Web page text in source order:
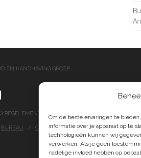
Om de beste ervaringen te
informatie over je apparaat op te
technologieën kunnen wij
verwerken. Als je geen
nadelige invloed hebben op
EN HANDHAVING GROEP
BUREAU CONTACT